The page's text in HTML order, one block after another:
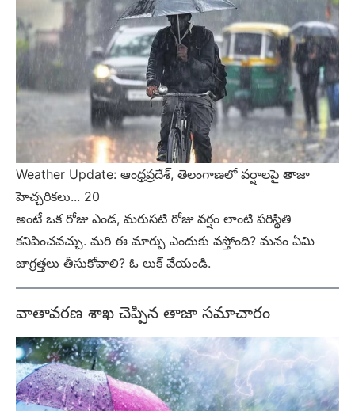
Weather Update: ఆంధ్రప్రదేశ్, తెలంగాణలో వర్షాలపై తాజా
హెచ్చరికలు... 20
అంటే ఒక రోజు ఎండ, మరుసటి రోజు వర్షం లాంటి పరిస్థితి
కనిపించవచ్చు. మరి ఈ మార్పు ఎందుకు వస్తోంది? మనం ఏమి
జాగ్రత్తలు తీసుకోవాలి? ఓ లుక్ వేయండి.
వాతావరణ శాఖ చెప్పిన తాజా సమాచారం